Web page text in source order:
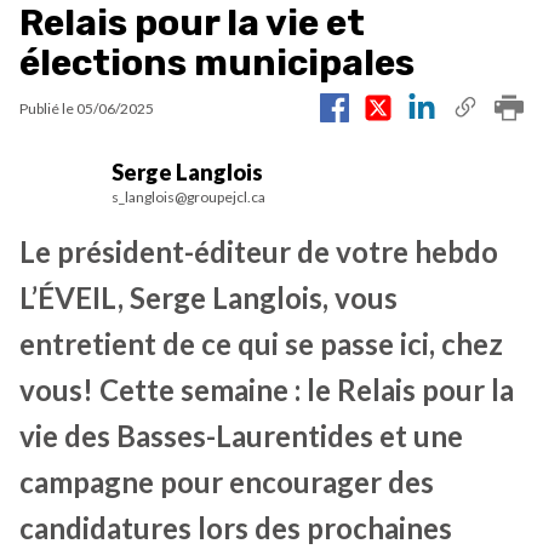
Relais pour la vie et
élections municipales
Publié le 05/06/2025
Serge Langlois
s_langlois@groupejcl.ca
Le président-éditeur de votre hebdo
L’ÉVEIL, Serge Langlois, vous
entretient de ce qui se passe ici, chez
vous! Cette semaine : le Relais pour la
vie des Basses-Laurentides et une
campagne pour encourager des
candidatures lors des prochaines